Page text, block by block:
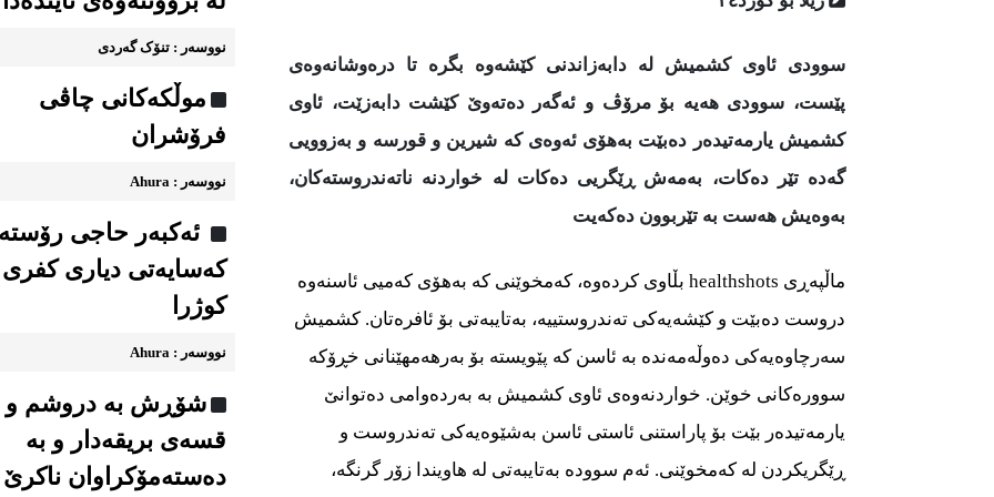
سوودی ئاوی كشمیش لە دابەزاندنی كێشەوە بگرە تا درەوشانەوەی
پێست، سوودی هەیە بۆ مرۆڤ و ئەگەر دەتەوێ كێشت دابەزێت، ئاوی
كشمیش یارمەتیدەر دەبێت بەهۆی ئەوەی كە شیرین و قورسە و بەزوویی
گەدە تێر دەكات، بەمەش ڕێگریی دەكات لە خواردنە ناتەندروستەكان،
بەوەیش هەست بە تێربوون دەكەیت
ماڵپەڕی healthshots بڵاوی كردەوە، كەمخوێنی كە بەهۆی كەمیی ئاسنەوە
دروست دەبێت و كێشەیەكی تەندروستییە، بەتایبەتی بۆ ئافرەتان. كشمیش
سەرچاوەیەكی دەوڵەمەندە بە ئاسن كە پێویستە بۆ بەرهەمهێنانی خڕۆكە
سوورەكانی خوێن. خواردنەوەی ئاوی كشمیش بە بەردەوامی دەتوانێ
یارمەتیدەر بێت بۆ پاراستنی ئاستی ئاسن بەشێوەیەكی تەندروست و
ڕێگریكردن لە كەمخوێنی. ئەم سوودە بەتایبەتی لە هاویندا زۆر گرنگە،
نووسه‌ر : تنۆک گەردی
موڵکەکانی چاڤی
فرۆشران
نووسه‌ر : Ahura
ئەکبەر حاجی
کەسایەتی دیاری کفری
کوژرا
نووسه‌ر : Ahura
شۆڕش به دروشم و
قسه‌ی بریقه‌دار و به
ده‌سته‌مۆکراوان ناکرێ